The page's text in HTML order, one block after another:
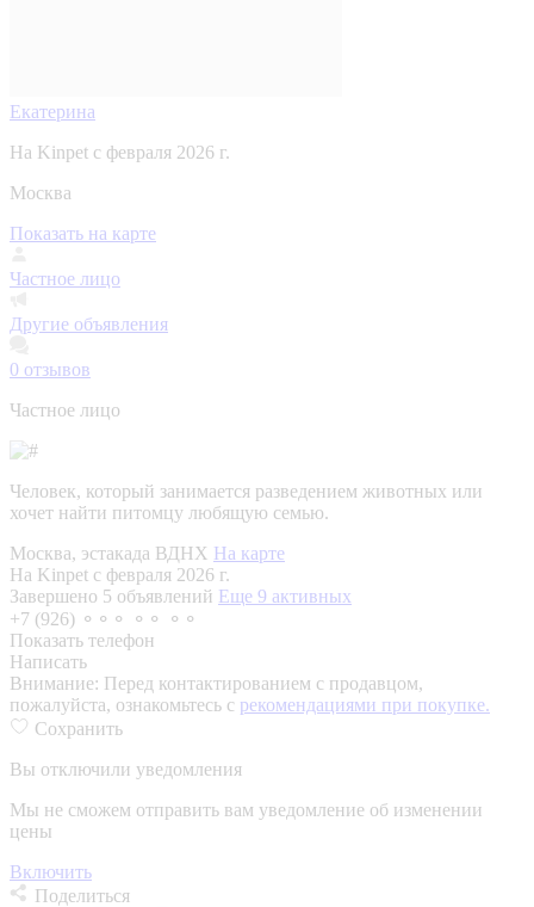
Екатерина
На Kinpet c февраля 2026 г.
Москва
Показать на карте
Частное лицо
Другие объявления
0 отзывов
Частное лицо
Человек, который занимается разведением животных или
хочет найти питомцу любящую семью.
Москва, эстакада ВДНХ На карте
На Kinpet c февраля 2026 г.
Завершено 5 объявлений Еще 9 активных
+7 (926) ⚬⚬⚬ ⚬⚬ ⚬⚬
Показать телефон
Написать
Внимание: Перед контактированием с продавцом,
пожалуйста, ознакомьтесь с рекомендациями при покупке.
Сохранить
Вы отключили уведомления
Мы не сможем отправить вам уведомление об изменении
цены
Включить
Поделиться